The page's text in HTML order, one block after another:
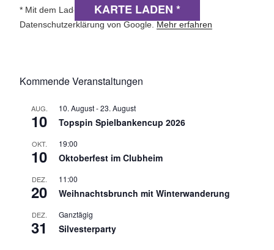
KARTE LADEN *
* Mit dem Laden der Karte akzeptierst du die
Datenschutzerklärung von Google. Mehr erfahren
Kommende Veranstaltungen
AUG.
10
10. August-23. August
Topspin Spielbankencup 2026
OKT.
10
19:00
Oktoberfest im Clubheim
DEZ.
20
11:00
Weihnachtsbrunch mit Winterwanderung
DEZ.
31
Ganztägig
Silvesterparty